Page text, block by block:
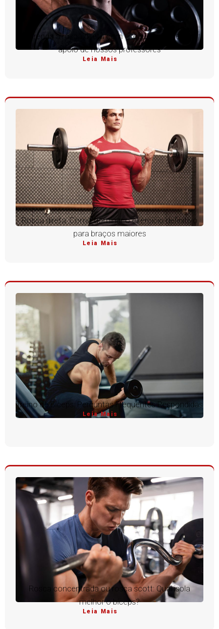
Aprenda a rosca direta com execução perfeita e
apoio de nossos professores
Leia Mais
Rosca direta: Como dominar o exercício definitivo
para braços maiores
Leia Mais
Treino de Bíceps: Perguntas Frequentes Respondidas
Leia Mais
Rosca concentrada ou rosca scott: Qual isola
melhor o bíceps?
Leia Mais